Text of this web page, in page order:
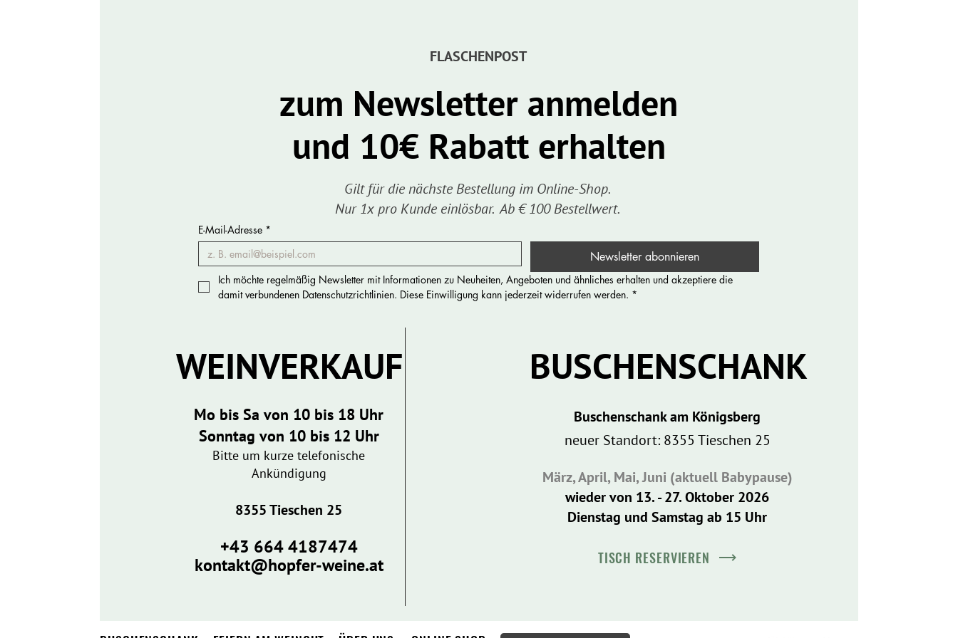
FLASCHENPOST
zum Newsletter anmelden
und 10€ Rabatt erhalten
Gilt für die nächste Bestellung im Online-Shop.
Nur 1x pro Kunde einlösbar. Ab € 100 Bestellwert.
E-Mail-Adresse *
Newsletter abonnieren
Ich möchte regelmäßig Newsletter mit Informationen zu Neuheiten, Angeboten und ähnliches erhalten und akzeptiere die
damit verbundenen Datenschutzrichtlinien. Diese Einwilligung kann jederzeit widerrufen werden. *
WEINVERKAUF
Mo bis Sa von 10 bis 18 Uhr
Sonntag von 10 bis 12 Uhr
Bitte um kurze telefonische
Ankündigung
8355 Tieschen 25
​+43 664 4187474
kontakt@hopfer-weine.at
​BUSCHENSCHANK
Buschenschank am Königsberg
neuer Standort: 8355 Tieschen 25
März, April, Mai, Juni (aktuell Babypause)
wieder von 13. - 27. Oktober 2026
Dienstag und Samstag ab 15 Uhr
TISCH RESERVIEREN